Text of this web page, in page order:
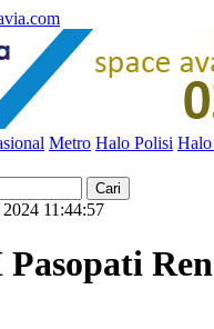
Metro Halo Polisi
11:44:57